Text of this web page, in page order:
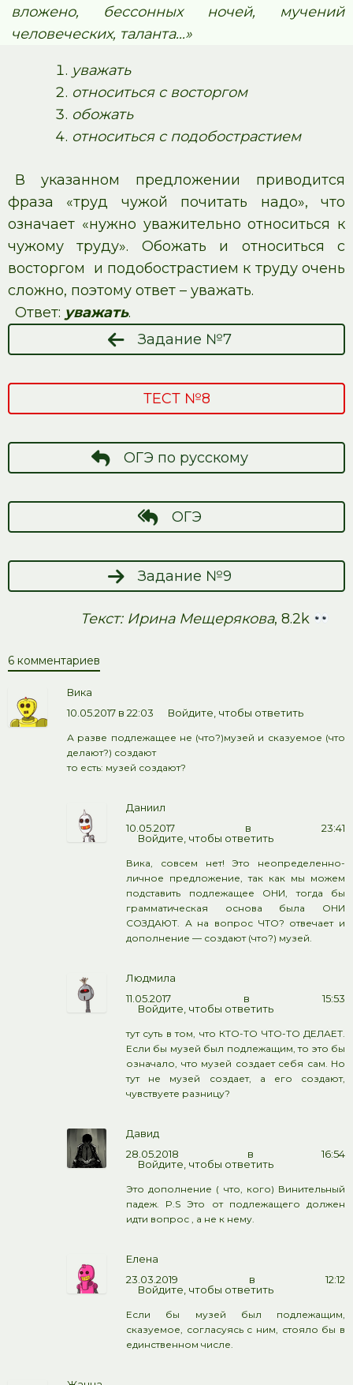
вложено, бессонных ночей, мучений
человеческих, таланта...»
уважать
относиться с восторгом
обожать
относиться с подобострастием
В указанном предложении приводится
фраза «труд чужой почитать надо», что
означает «нужно уважительно относиться к
чужому труду». Обожать и относиться с
восторгом и подобострастием к труду очень
сложно, поэтому ответ – уважать.
Ответ: уважать.
Задание №7
ТЕСТ №8
ОГЭ по русскому
ОГЭ
Задание №9
Текст: Ирина Мещерякова, 8.2k
6 комментариев
Вика
10.05.2017 в 22:03
Войдите, чтобы ответить
А разве подлежащее не (что?)музей и сказуемое (что
делают?) создают
то есть: музей создают?
Даниил
10.05.2017 в 23:41
Войдите, чтобы ответить
Вика, совсем нет! Это неопределенно-
личное предложение, так как мы можем
подставить подлежащее ОНИ, тогда бы
грамматическая основа была ОНИ
СОЗДАЮТ. А на вопрос ЧТО? отвечает и
дополнение — создают (что?) музей.
Людмила
11.05.2017 в 15:53
Войдите, чтобы ответить
тут суть в том, что КТО-ТО ЧТО-ТО ДЕЛАЕТ.
Если бы музей был подлежащим, то это бы
означало, что музей создает себя сам. Но
тут не музей создает, а его создают,
чувствуете разницу?
Давид
28.05.2018 в 16:54
Войдите, чтобы ответить
Это дополнение ( что, кого) Винительный
падеж. P.S Это от подлежащего должен
идти вопрос , а не к нему.
Елена
23.03.2019 в 12:12
Войдите, чтобы ответить
Если бы музей был подлежащим,
сказуемое, согласуясь с ним, стояло бы в
единственном числе.